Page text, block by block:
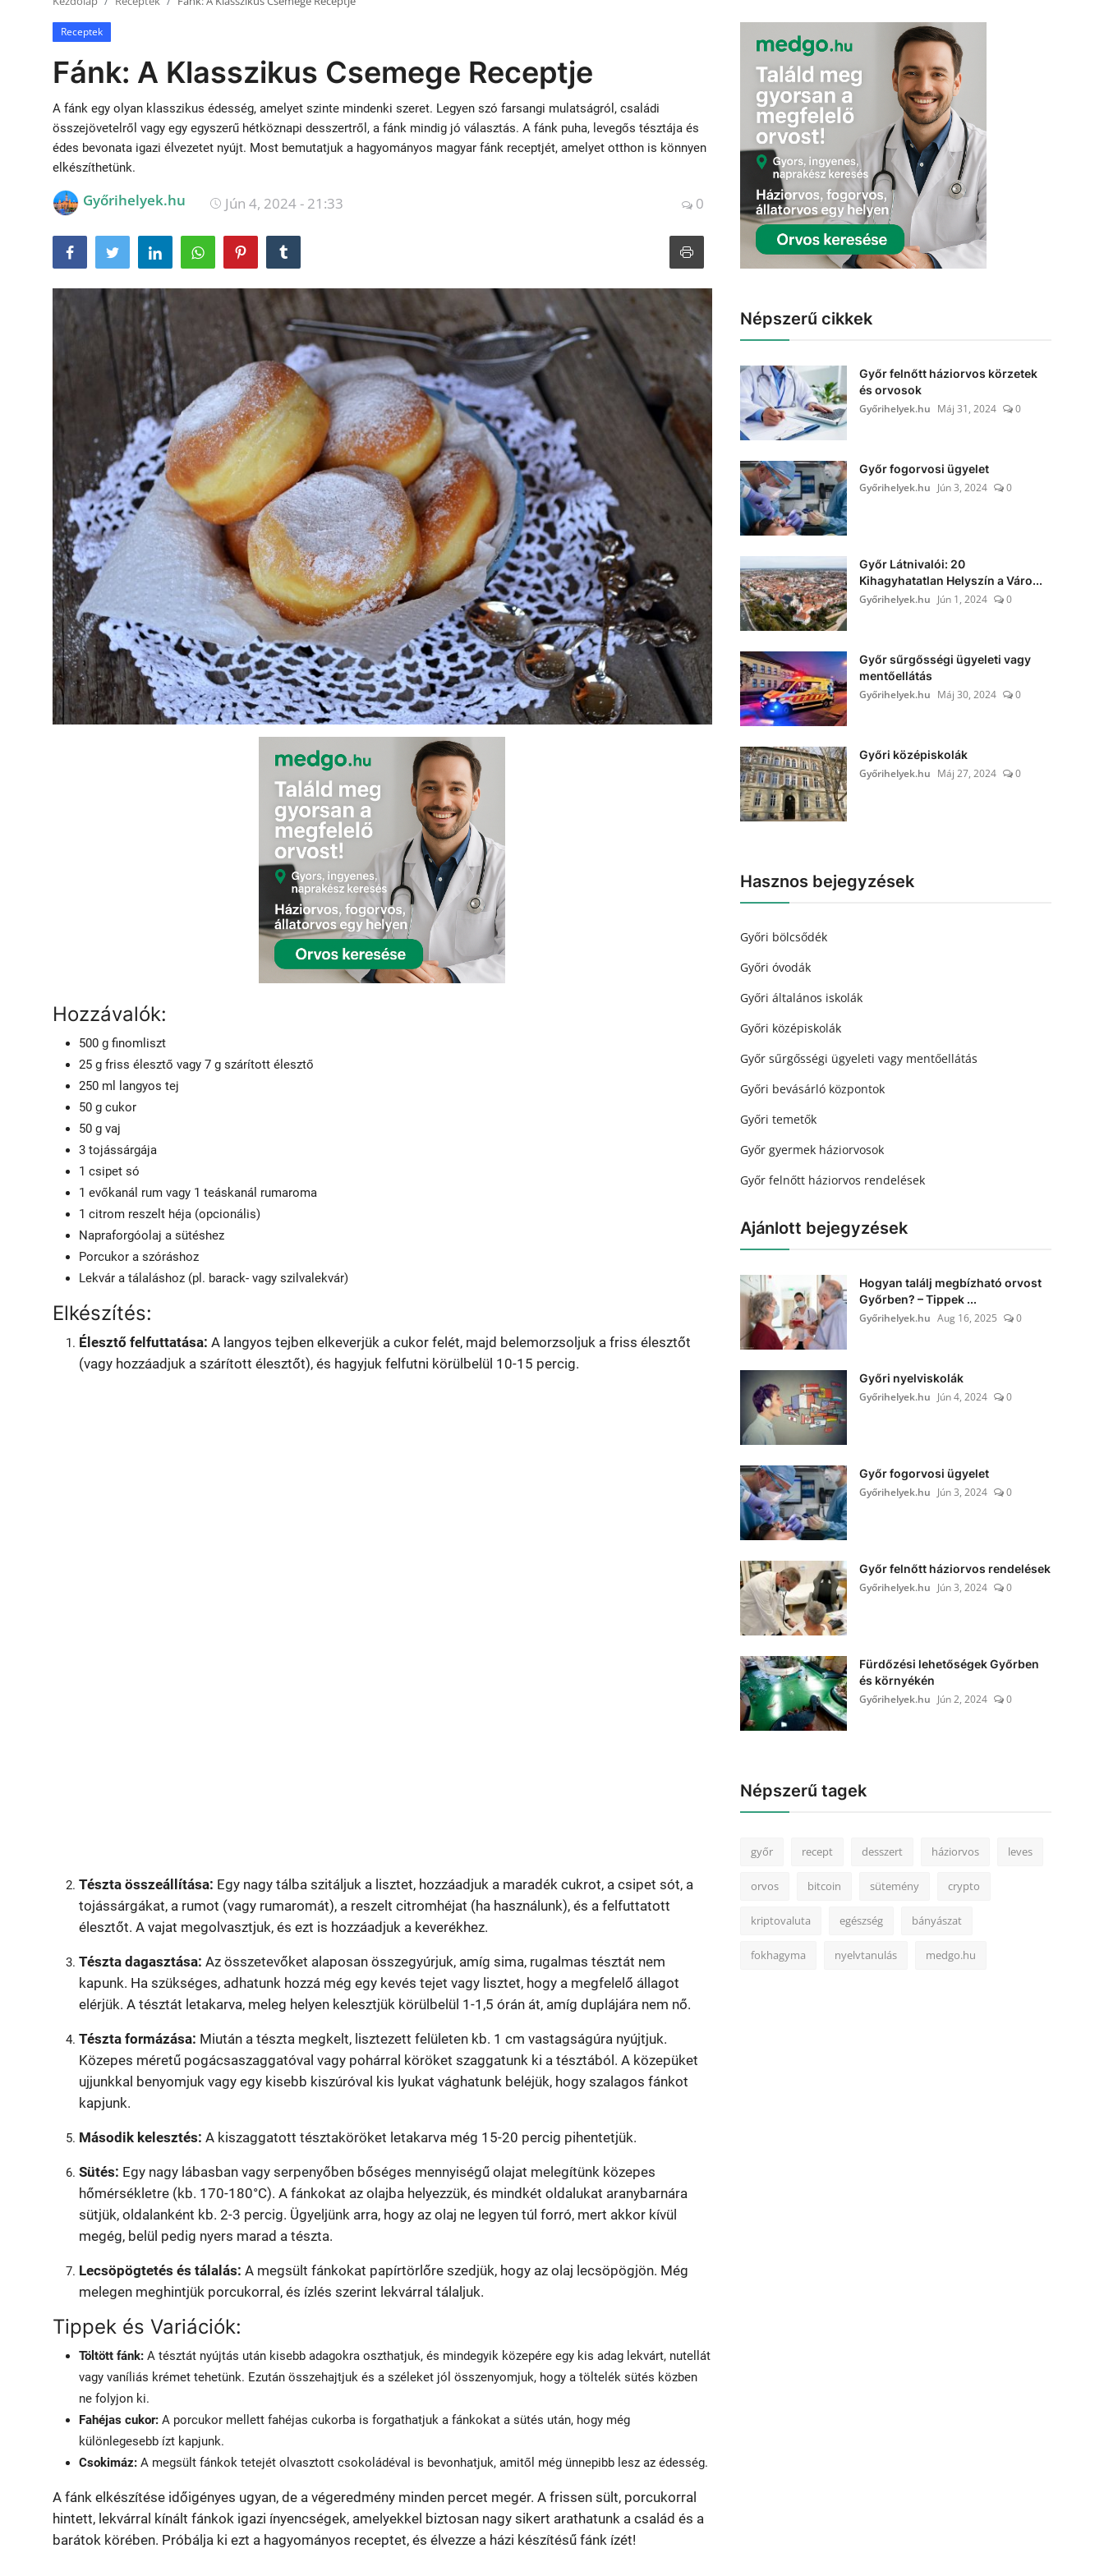
Receptek
Galéria
Receptek
Fánk: A Klasszikus Csemege Receptje
A fánk egy olyan klasszikus édesség, amelyet szinte mindenki szeret. Legyen szó farsangi mulatságról, családi
összejövetelről vagy egy egyszerű hétköznapi desszertről, a fánk mindig jó választás. A fánk puha, levegős tésztája és
édes bevonata igazi élvezetet nyújt. Most bemutatjuk a hagyományos magyar fánk receptjét, amelyet otthon is könnyen
elkészíthetünk.
Győrihelyek.hu Jún 4, 2024 - 21:33 0
Hozzávalók:
500 g finomliszt
25 g friss élesztő vagy 7 g szárított élesztő
250 ml langyos tej
50 g cukor
50 g vaj
3 tojássárgája
1 csipet só
1 evőkanál rum vagy 1 teáskanál rumaroma
1 citrom reszelt héja (opcionális)
Napraforgóolaj a sütéshez
Porcukor a szóráshoz
Lekvár a tálaláshoz (pl. barack- vagy szilvalekvár)
Elkészítés:
Élesztő felfuttatása: A langyos tejben elkeverjük a cukor felét, majd belemorzsoljuk a friss élesztőt
(vagy hozzáadjuk a szárított élesztőt), és hagyjuk felfutni körülbelül 10-15 percig.
Tészta összeállítása: Egy nagy tálba szitáljuk a lisztet, hozzáadjuk a maradék cukrot, a csipet sót, a
tojássárgákat, a rumot (vagy rumaromát), a reszelt citromhéjat (ha használunk), és a felfuttatott
élesztőt. A vajat megolvasztjuk, és ezt is hozzáadjuk a keverékhez.
Tészta dagasztása: Az összetevőket alaposan összegyúrjuk, amíg sima, rugalmas tésztát nem
kapunk. Ha szükséges, adhatunk hozzá még egy kevés tejet vagy lisztet, hogy a megfelelő állagot
elérjük. A tésztát letakarva, meleg helyen kelesztjük körülbelül 1-1,5 órán át, amíg duplájára nem nő.
Tészta formázása: Miután a tészta megkelt, lisztezett felületen kb. 1 cm vastagságúra nyújtjuk.
Közepes méretű pogácsaszaggatóval vagy pohárral köröket szaggatunk ki a tésztából. A közepüket
ujjunkkal benyomjuk vagy egy kisebb kiszúróval kis lyukat vághatunk beléjük, hogy szalagos fánkot
kapjunk.
Második kelesztés: A kiszaggatott tésztaköröket letakarva még 15-20 percig pihentetjük.
Sütés: Egy nagy lábasban vagy serpenyőben bőséges mennyiségű olajat melegítünk közepes
hőmérsékletre (kb. 170-180°C). A fánkokat az olajba helyezzük, és mindkét oldalukat aranybarnára
sütjük, oldalanként kb. 2-3 percig. Ügyeljünk arra, hogy az olaj ne legyen túl forró, mert akkor kívül
megég, belül pedig nyers marad a tészta.
Lecsöpögtetés és tálalás: A megsült fánkokat papírtörlőre szedjük, hogy az olaj lecsöpögjön. Még
melegen meghintjük porcukorral, és ízlés szerint lekvárral tálaljuk.
Tippek és Variációk:
Töltött fánk: A tésztát nyújtás után kisebb adagokra oszthatjuk, és mindegyik közepére egy kis adag lekvárt, nutellát
vagy vaníliás krémet tehetünk. Ezután összehajtjuk és a széleket jól összenyomjuk, hogy a töltelék sütés közben
ne folyjon ki.
Fahéjas cukor: A porcukor mellett fahéjas cukorba is forgathatjuk a fánkokat a sütés után, hogy még
különlegesebb ízt kapjunk.
Csokimáz: A megsült fánkok tetejét olvasztott csokoládéval is bevonhatjuk, amitől még ünnepibb lesz az édesség.
A fánk elkészítése időigényes ugyan, de a végeredmény minden percet megér. A frissen sült, porcukorral
hintett, lekvárral kínált fánkok igazi ínyencségek, amelyekkel biztosan nagy sikert arathatunk a család és a
barátok körében. Próbálja ki ezt a hagyományos receptet, és élvezze a házi készítésű fánk ízét!
Népszerű cikkek
Győr felnőtt háziorvos körzetek
és orvosok
Győrihelyek.hu Máj 31, 2024 0
Győr fogorvosi ügyelet
Győrihelyek.hu Jún 3, 2024 0
Győr Látnivalói: 20
Kihagyhatatlan Helyszín a Váro...
Győrihelyek.hu Jún 1, 2024 0
Győr sűrgősségi ügyeleti vagy
mentőellátás
Győrihelyek.hu Máj 30, 2024 0
Győri középiskolák
Győrihelyek.hu Máj 27, 2024 0
Hasznos bejegyzések
Győri bölcsődék
Győri óvodák
Győri általános iskolák
Győri középiskolák
Győr sűrgősségi ügyeleti vagy mentőellátás
Győri bevásárló központok
Győri temetők
Győr gyermek háziorvosok
Győr felnőtt háziorvos rendelések
Ajánlott bejegyzések
Hogyan találj megbízható orvost
Győrben? – Tippek ...
Győrihelyek.hu Aug 16, 2025 0
Győri nyelviskolák
Győrihelyek.hu Jún 4, 2024 0
Győr fogorvosi ügyelet
Győrihelyek.hu Jún 3, 2024 0
Győr felnőtt háziorvos rendelések
Győrihelyek.hu Jún 3, 2024 0
Fürdőzési lehetőségek Győrben
és környékén
Győrihelyek.hu Jún 2, 2024 0
Népszerű tagek
győr recept desszert háziorvos leves
orvos bitcoin sütemény crypto
kriptovaluta egészség bányászat
fokhagyma nyelvtanulás medgo.hu